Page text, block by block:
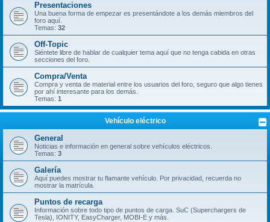
Presentaciones
Una buena forma de empezar es presentándote a los demás miembros del
foro aquí.
Temas: 32
Off-Topic
Siéntete libre de hablar de cualquier tema aquí que no tenga cabida en otras
secciones del foro.
Compra/Venta
Compra y venta de material entre los usuarios del foro, seguro que algo tienes
por ahí interesante para los demás.
Temas: 1
Vehículo eléctrico
General
Noticias e información en general sobre vehículos eléctricos.
Temas: 3
Galería
Aquí puedes mostrar tu flamante vehículo. Por privacidad, recuerda no
mostrar la matrícula.
Puntos de recarga
Información sobre todo tipo de puntos de carga. SuC (Superchargers de
Tesla), IONITY, EasyCharger, MOBI-E y más.